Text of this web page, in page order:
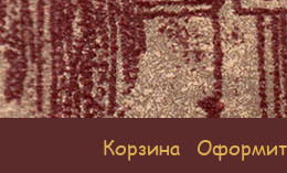
Корзина